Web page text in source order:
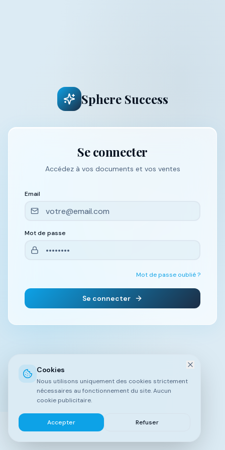
Sphere Success
Se connecter
Accédez à vos documents et vos ventes
Email
Mot de passe
Mot de passe oublié ?
Se connecter
Cookies
Nous utilisons uniquement des cookies strictement
nécessaires au fonctionnement du site. Aucun
cookie publicitaire.
Accepter Refuser